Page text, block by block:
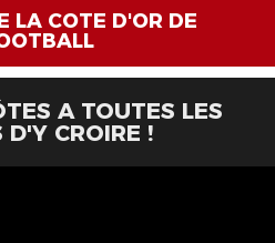
LA COTE D'OR DE
A TOUTES LES
D'Y CROIRE !